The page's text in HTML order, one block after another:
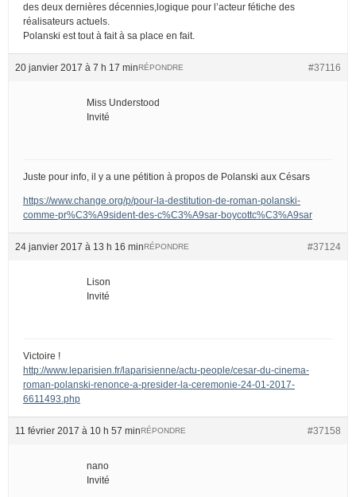
des deux dernières décennies,logique pour l’acteur fétiche des
réalisateurs actuels.
Polanski est tout à fait à sa place en fait.
20 janvier 2017 à 7 h 17 min #37116
RÉPONDRE
Miss Understood
Invité
Juste pour info, il y a une pétition à propos de Polanski aux Césars
https://www.change.org/p/pour-la-destitution-de-roman-polanski-
comme-pr%C3%A9sident-des-c%C3%A9sar-boycottc%C3%A9sar
24 janvier 2017 à 13 h 16 min #37124
RÉPONDRE
Lison
Invité
Victoire !
http://www.leparisien.fr/laparisienne/actu-people/cesar-du-cinema-
roman-polanski-renonce-a-presider-la-ceremonie-24-01-2017-
6611493.php
11 février 2017 à 10 h 57 min #37158
RÉPONDRE
nano
Invité